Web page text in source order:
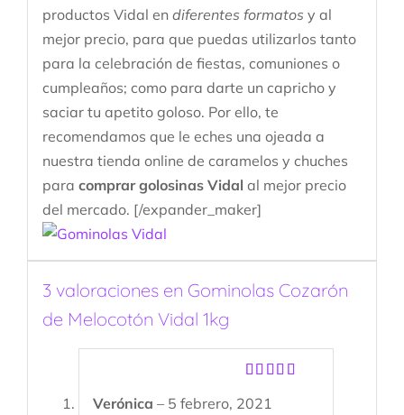
productos Vidal en diferentes formatos y al
mejor precio, para que puedas utilizarlos tanto
para la celebración de fiestas, comuniones o
cumpleaños; como para darte un capricho y
saciar tu apetito goloso. Por ello, te
recomendamos que le eches una ojeada a
nuestra tienda online de caramelos y chuches
para comprar golosinas Vidal al mejor precio
del mercado. [/expander_maker]
3 valoraciones en Gominolas Cozarón
de Melocotón Vidal 1kg
con5
Verónica– 5 febrero, 2021